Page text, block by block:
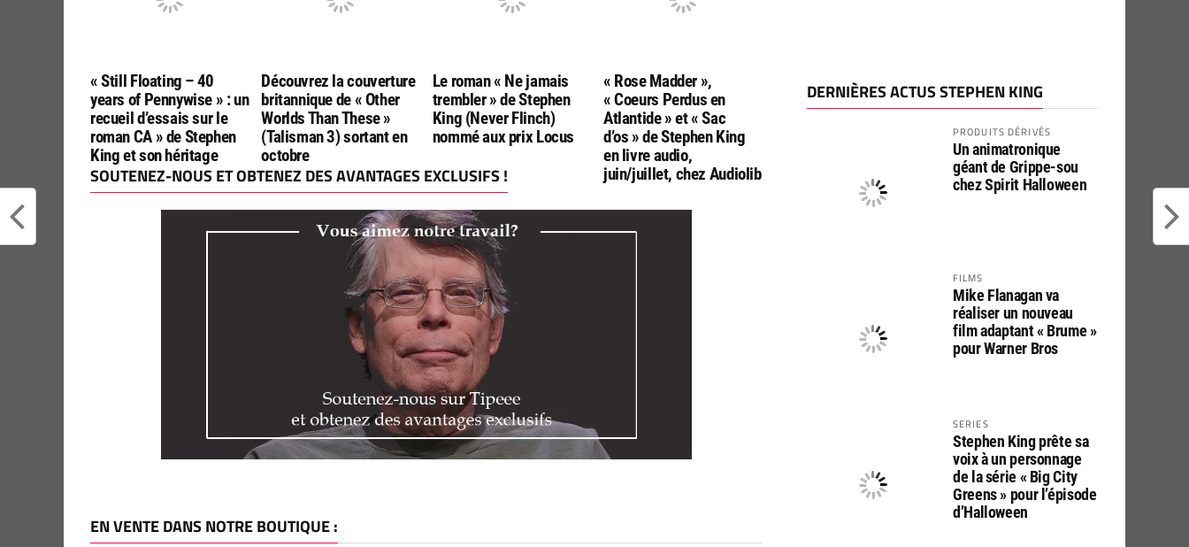
« Still Floating – 40
years of Pennywise » : un
recueil d’essais sur le
roman CA » de Stephen
King et son héritage
Découvrez la couverture
britannique de « Other
Worlds Than These »
(Talisman 3) sortant en
octobre
Le roman « Ne jamais
trembler » de Stephen
King (Never Flinch)
nommé aux prix Locus
« Rose Madder »,
« Coeurs Perdus en
Atlantide » et « Sac
d’os » de Stephen King
en livre audio,
juin/juillet, chez Audiolib
SOUTENEZ-NOUS ET OBTENEZ DES AVANTAGES EXCLUSIFS !
EN VENTE DANS NOTRE BOUTIQUE :
DERNIÈRES ACTUS STEPHEN KING
PRODUITS DÉRIVÉS
Un animatronique
géant de Grippe-sou
chez Spirit Halloween
FILMS
Mike Flanagan va
réaliser un nouveau
film adaptant « Brume »
pour Warner Bros
SERIES
Stephen King prête sa
voix à un personnage
de la série « Big City
Greens » pour l’épisode
d’Halloween